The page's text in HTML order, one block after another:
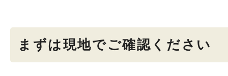
まずは現地でご確認ください